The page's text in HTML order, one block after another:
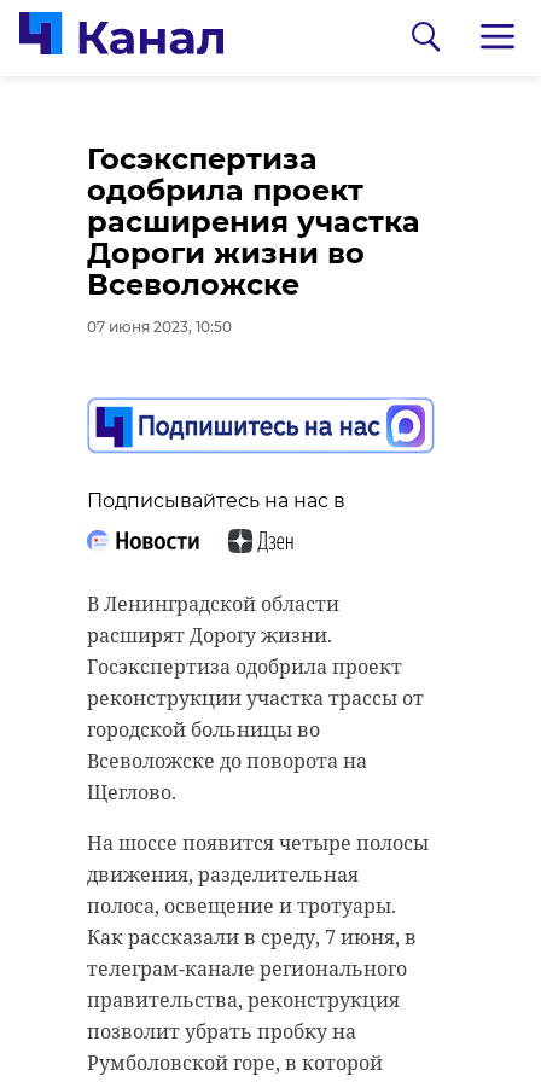
Госэкспертиза
одобрила проект
расширения участка
Дороги жизни во
Всеволожске
07 июня 2023, 10:50
Подписывайтесь на нас в
В Ленинградской области
расширят Дорогу жизни.
Госэкспертиза одобрила проект
реконструкции участка трассы от
городской больницы во
Всеволожске до поворота на
Щеглово.
На шоссе появится четыре полосы
движения, разделительная
полоса, освещение и тротуары.
Как рассказали в среду, 7 июня, в
телеграм-канале регионального
правительства, реконструкция
позволит убрать пробку на
Румболовской горе, в которой
0:00
В аварии в
Гатчинском районе
человека
07 июня 2023, 10:25
Подписывайтесь на нас в
Во вторник, 6 июня, около 15:40 на
восьмом километре трассы
«Красное Село - Гатчина -
Павловск» произошла авария.
Недалеко от поселка Тайцы
(Гатчинский район
0:00
Пожарные спасли
кошку из горящего
дома в садоводстве
«Восход»
07 июня 2023, 09:58
Подписывайтесь на нас в
Во вторник, 6 июня, в садоводстве
«Восход» (Лесколовское сельское
поселение, Всеволожский район,
Ленинградская область) загорелся
частный дом. Владельцы коттеджа
успели вынести из горящей
постройки собаку, а кошку в